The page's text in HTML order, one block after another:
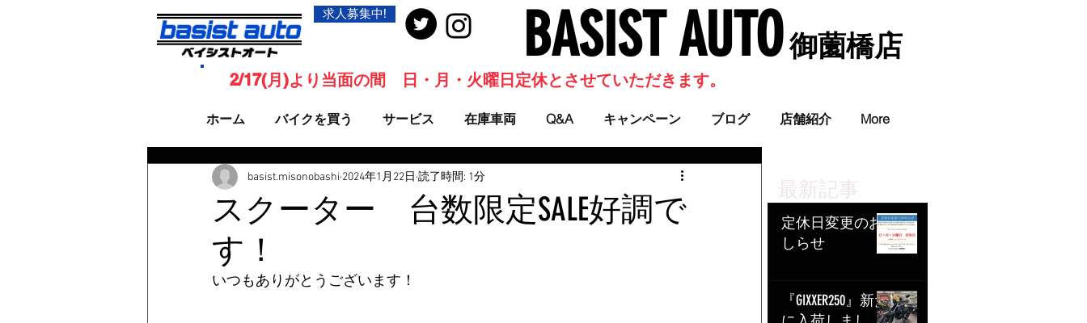
求人募集中! BASIST AUTO​ 御薗橋店
ホーム バイクを買う サービス 在庫車両 Q&A キャンペーン ブログ 店舗紹介 More
2/17(月)より当面の間 日・月・火曜日定休とさせていただきます。
最新記事
定休日変更のお
しらせ
『GIXXER250』新た
スクーター 台数限定SALE好調で
す！
basist.misonobashi 2024年1月22日 読了時間: 1分
いつもありがとうございます！